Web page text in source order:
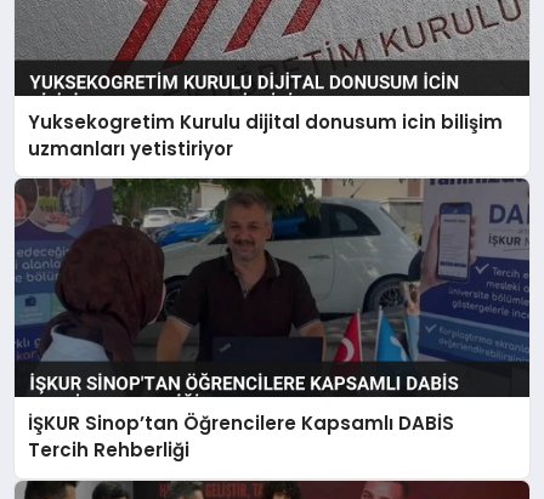
Yuksekogretim Kurulu dijital donusum icin bilişim
uzmanları yetistiriyor
İŞKUR Sinop’tan Öğrencilere Kapsamlı DABİS
Tercih Rehberliği